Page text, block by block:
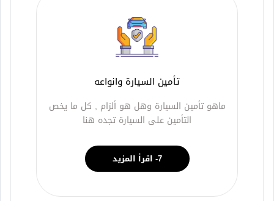
تأمين السيارة وانواعه
ماهو تأمين السيارة وهل هو ألزام , كل ما يخص
التأمين على السيارة تجده هنا
7- اقرأ المزيد